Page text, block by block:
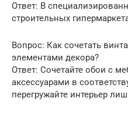
Ответ: В
строительных
Вопрос: Как сочетать
элементами декора?
Ответ: Сочетайте обои с
аксессуарами в
перегружайте интерьер